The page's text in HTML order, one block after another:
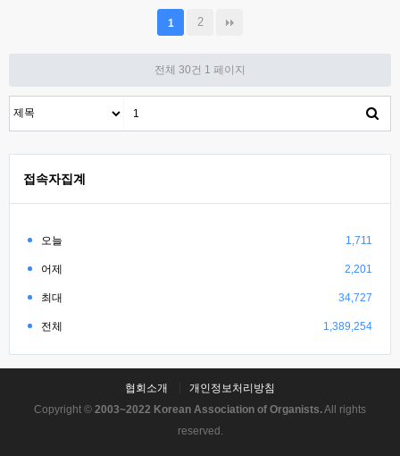
1 2
전체 30건 1 페이지
접속자집계
오늘 1,711
어제 2,201
최대 34,727
전체 1,389,254
협회소개
개인정보처리방침
Copyright © 2003~2022 Korean Association of Organists.All rights
reserved.